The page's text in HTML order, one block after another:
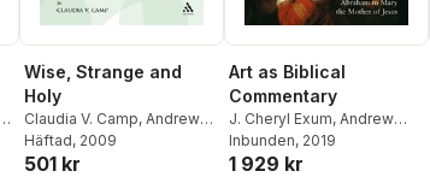
Wise, Strange and
Holy
Claudia V. Camp, Andrew
Mein
Häftad, 2009
501 kr
Art as Biblical
Commentary
J. Cheryl Exum, Andrew
Mein
Inbunden, 2019
1 929 kr